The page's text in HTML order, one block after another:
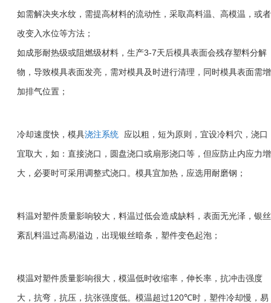
如需解决夹水纹，需提高材料的流动性，采取高料温、高模温，或者
改变入水位等方法；
如成形耐热级或阻燃级材料，生产3-7天后模具表面会残存塑料分解
物，导致模具表面发亮，需对模具及时进行清理，同时模具表面需增
加排气位置；
冷却速度快，模具浇注系统 应以粗，短为原则，宜设冷料穴，浇口
宜取大，如：直接浇口，圆盘浇口或扇形浇口等，但应防止内应力增
大，必要时可采用调整式浇口。模具宜加热，应选用耐磨钢；
料温对塑件质量影响较大，料温过低会造成缺料，表面无光泽，银丝
紊乱料温过高易溢边，出现银丝暗条，塑件变色起泡；
模温对塑件质量影响很大，模温低时收缩率，伸长率，抗冲击强度
大，抗弯，抗压，抗张强度低。模温超过120℃时，塑件冷却慢，易